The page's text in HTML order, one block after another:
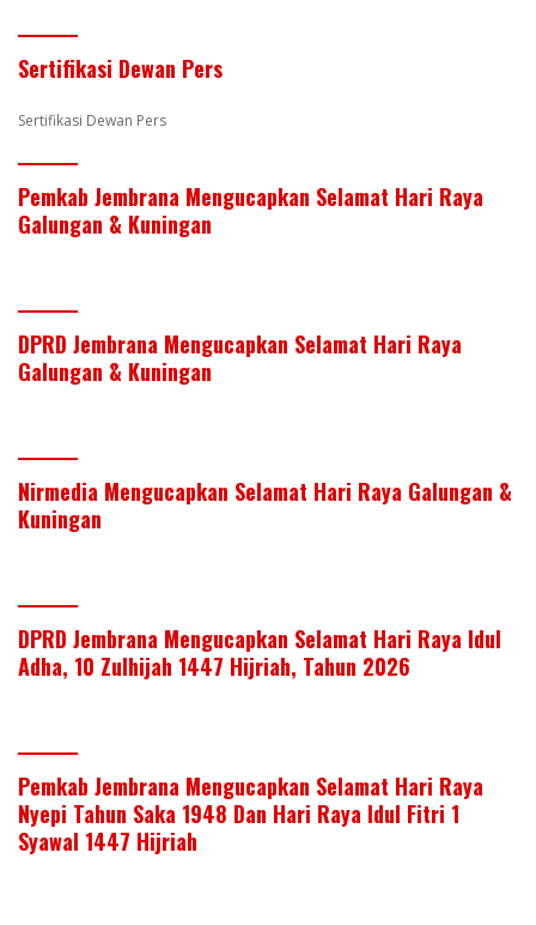
k
Sertifikasi Dewan Pers
Sertifikasi Dewan Pers
Pemkab Jembrana Mengucapkan Selamat Hari Raya
Galungan & Kuningan
DPRD Jembrana Mengucapkan Selamat Hari Raya
Galungan & Kuningan
Nirmedia Mengucapkan Selamat Hari Raya Galungan &
Kuningan
DPRD Jembrana Mengucapkan Selamat Hari Raya Idul
Adha, 10 Zulhijah 1447 Hijriah, Tahun 2026
Pemkab Jembrana Mengucapkan Selamat Hari Raya
Nyepi Tahun Saka 1948 Dan Hari Raya Idul Fitri 1
Syawal 1447 Hijriah